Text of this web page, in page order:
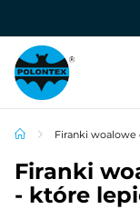
Firanki woalowe
Firanki
- które